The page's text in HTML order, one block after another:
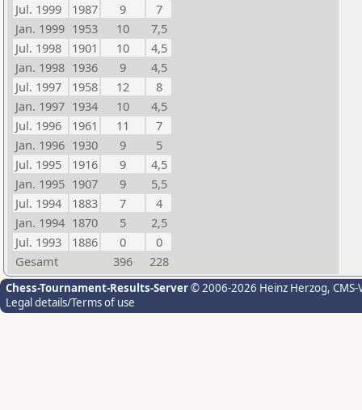
Jul. 1999
1987 9
7
Jan. 1999 1953 10
7,5
Jul. 1998
1901 10
4,5
Jan. 1998 1936 9
4,5
Jul. 1997
1958 12
8
Jan. 1997 1934 10
4,5
Jul. 1996
1961 11
7
Jan. 1996 1930 9
5
Jul. 1995
1916 9
4,5
Jan. 1995 1907 9
5,5
Jul. 1994
1883 7
4
Jan. 1994 1870 5
2,5
Jul. 1993
1886 0
0
Gesamt
396 228
Chess-Tournament-Results-Server© 2006-2026 Heinz Herzog,
Legal details/Terms of use